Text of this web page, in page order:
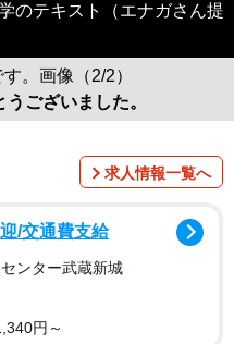
のテキスト（エナガさん提
。画像（2/2）
ございました。
求人情報一覧へ
/交通費支給
ンター武蔵新城
円～